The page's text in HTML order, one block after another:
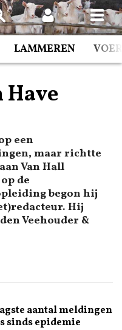
LAMMEREN
Have
een
maar richtte
Van Hall
de
begon hij
Hij
Veehouder &
aantal meldingen
sinds epidemie